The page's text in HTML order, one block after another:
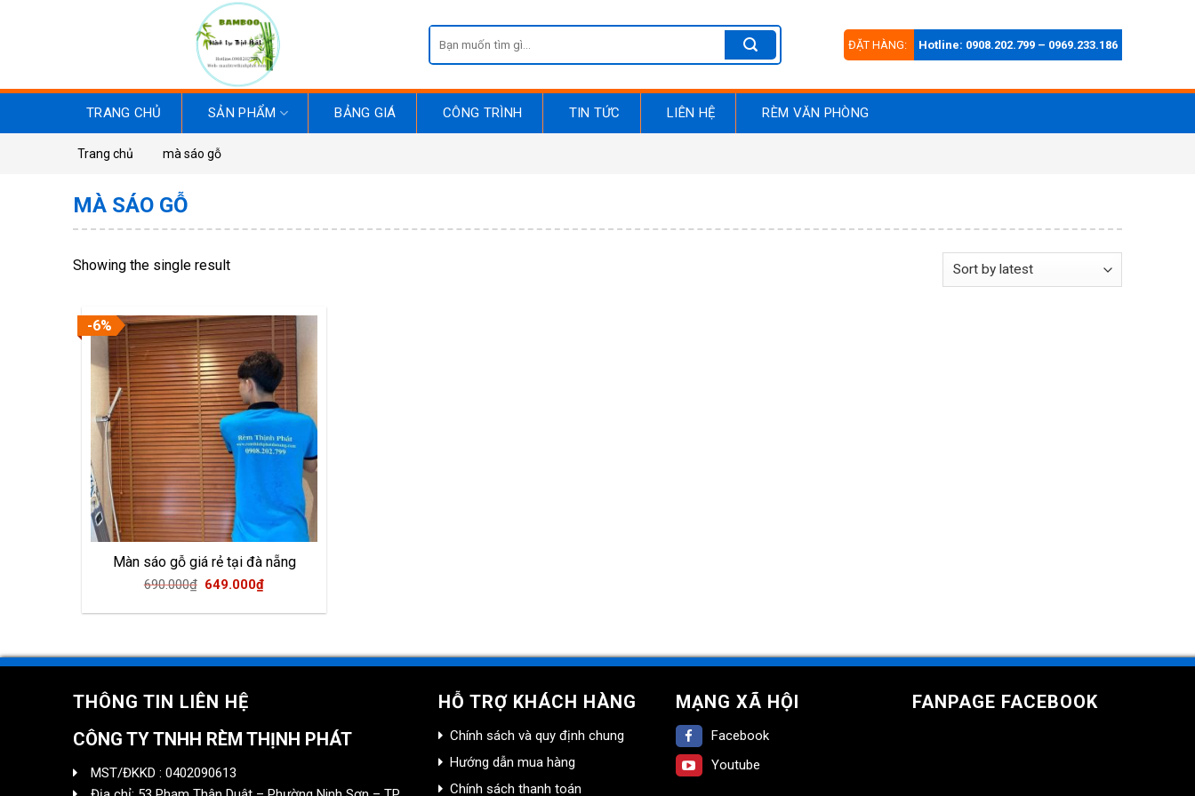
for:
ĐẶT HÀNG: Hotline: 0908.202.799 – 0969.233.186
TRANG CHỦ SẢN PHẨM BẢNG GIÁ CÔNG TRÌNH TIN TỨC LIÊN HỆ RÈM VĂN PHÒNG
Trang chủ mà sáo gỗ
MÀ SÁO GỖ
Showing the single result
-6%
Màn sáo gỗ giá rẻ tại đà nẵng
690.000₫ Original
649.000₫Current
THÔNG TIN LIÊN HỆ
CÔNG TY TNHH RÈM THỊNH PHÁT
MST/ĐKKD : 0402090613
HỖ TRỢ KHÁCH HÀNG
Chính sách và quy định chung
Hướng dẫn mua hàng
Chính sách thanh toán
MẠNG XÃ HỘI
Facebook
Youtube
FANPAGE FACEBOOK